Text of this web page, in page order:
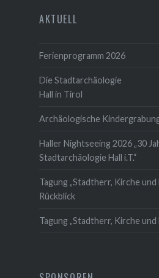
AKTUELL
Ferienprogramm 2026
Die Stadtarchäologie
Hall in Tirol
Archäologische
Haller Nightseeing 2026 „30
Stadtarchäologie Hall i.T.“
Tagung „Stadtherr, Kirche
Rückblick
Tagung „Stadtherr, Kirche